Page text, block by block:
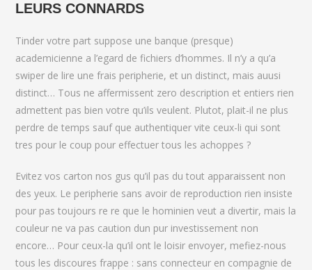
LEURS CONNARDS
Tinder votre part suppose une banque (presque)
academicienne a l’egard de fichiers d’hommes. Il n’y a qu’a
swiper de lire une frais peripherie, et un distinct, mais auusi
distinct… Tous ne affermissent zero description et entiers rien
admettent pas bien votre qu’ils veulent. Plutot, plait-il ne plus
perdre de temps sauf que authentiquer vite ceux-li qui sont
tres pour le coup pour effectuer tous les achoppes ?
Evitez vos carton nos gus qu’il pas du tout apparaissent non
des yeux. Le peripherie sans avoir de reproduction rien insiste
pour pas toujours re re que le hominien veut a divertir, mais la
couleur ne va pas caution dun pur investissement non
encore… Pour ceux-la qu’il ont le loisir envoyer, mefiez-nous
tous les discoures frappe : sans connecteur en compagnie de